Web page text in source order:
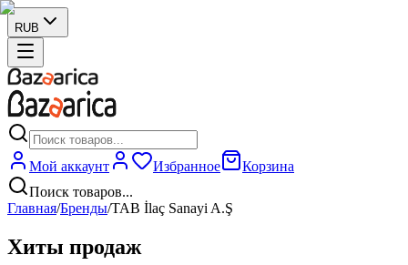
RUB
Мой аккаунт Избранное
Корзина
Поиск товаров...
Главная/Бренды/TAB İlaç Sanayi A.Ş
Хиты продаж